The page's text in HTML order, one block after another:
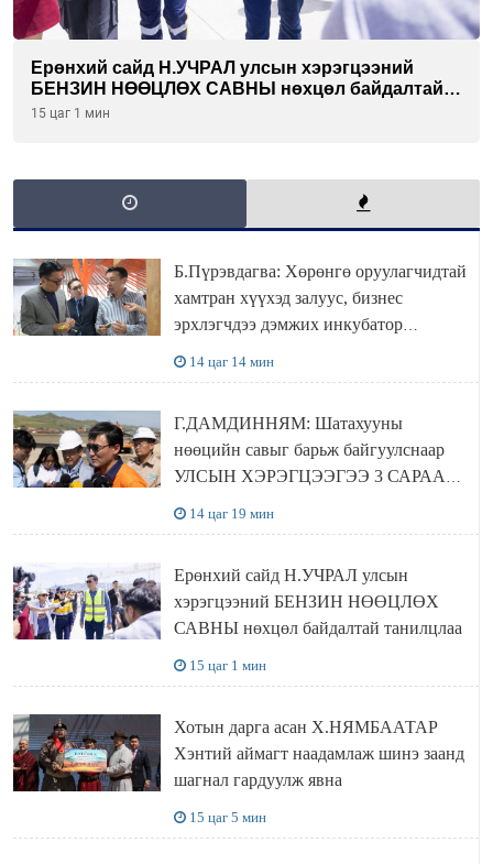
Ерөнхий сайд Н.УЧРАЛ улсын хэрэгцээний
БЕНЗИН НӨӨЦЛӨХ САВНЫ нөхцөл байдалтай
танилцлаа
15 цаг 1 мин
Б.Пүрэвдагва: Хөрөнгө оруулагчидтай
хамтран хүүхэд залуус, бизнес
эрхлэгчдээ дэмжих инкубатор
14 цаг 14 мин
Г.ДАМДИННЯМ: Шатахууны
нөөцийн савыг барьж байгуулснаар
УЛСЫН ХЭРЭГЦЭЭГЭЭ 3 САРААР
14 цаг 19 мин
Ерөнхий сайд Н.УЧРАЛ улсын
хэрэгцээний БЕНЗИН НӨӨЦЛӨХ
САВНЫ нөхцөл байдалтай танилцлаа
15 цаг 1 мин
Хотын дарга асан Х.НЯМБААТАР
Хэнтий аймагт наадамлаж шинэ заанд
шагнал гардуулж явна
15 цаг 5 мин